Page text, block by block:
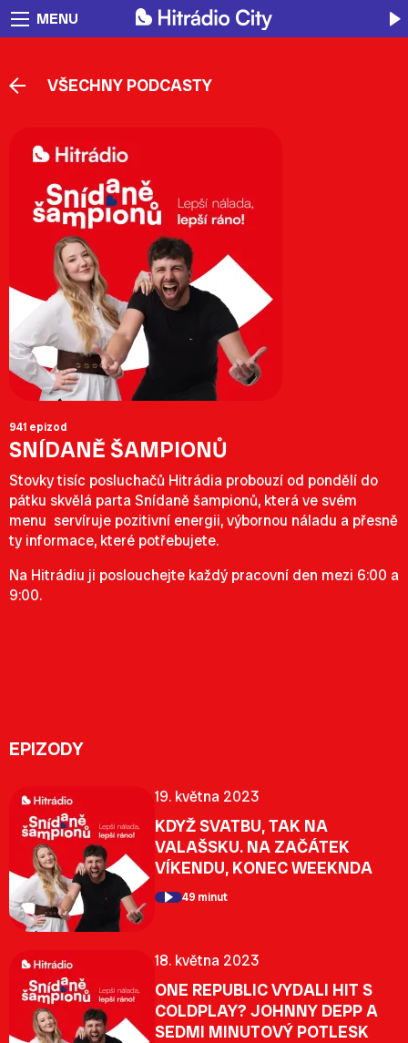
MENU
VŠECHNY PODCASTY
941 epizod
SNÍDANĚ ŠAMPIONŮ
Stovky tisíc posluchačů Hitrádia probouzí od pondělí do
pátku skvělá parta Snídaně šampionů, která ve svém
menu servíruje pozitivní energii, výbornou náladu a přesně
ty informace, které potřebujete.
Na Hitrádiu ji poslouchejte každý pracovní den mezi 6:00 a
9:00.
EPIZODY
19. května 2023
KDYŽ SVATBU, TAK NA
VALAŠSKU. NA ZAČÁTEK
VÍKENDU, KONEC WEEKNDA
49 minut
18. května 2023
ONE REPUBLIC VYDALI HIT S
COLDPLAY? JOHNNY DEPP A
SEDMI MINUTOVÝ POTLESK